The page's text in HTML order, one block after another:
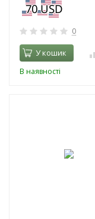
0
У кошик
В наявності